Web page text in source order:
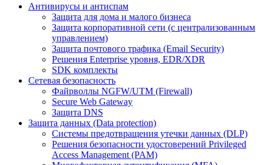
Антивирусы и антиспам
Защита для дома и малого бизнеса
Защита корпоративной сети (с централизованным
управлением)
Защита почтового трафика (Email Security)
Решения Enterprise уровня, EDR/XDR
SDK комплекты
Сетевая безопасность
Файрволлы NGFW/UTM (Firewall)
Secure Web Gateway
Защита DNS
Защита данных (Data protection)
Системы предотвращения утечки данных (DLP)
Решения безопасности удостоверений Privileged
Access Management (PAM)